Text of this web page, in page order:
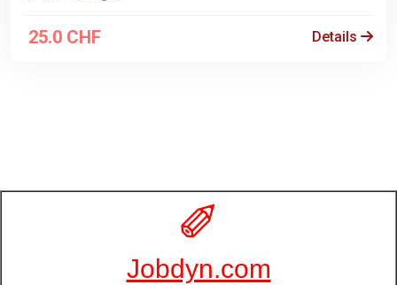
25.0 CHF Details